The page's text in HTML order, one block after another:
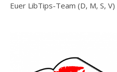
Euer LibTips-Team (D, M, S, V)